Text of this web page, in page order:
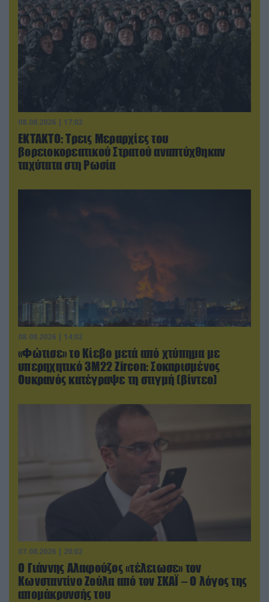
08.08.2026 | 17:02
ΕΚΤΑΚΤΟ: Τρεις Μεραρχίες του
βορειοκορεατικού Στρατού αναπτύχθηκαν
ταχύτατα στη Ρωσία
08.08.2026 | 14:02
«Φώτισε» το Κίεβο μετά από χτύπημα με
υπερηχητικό 3M22 Zircon: Σοκαρισμένος
Ουκρανός κατέγραψε τη στιγμή (βίντεο)
07.08.2026 | 20:02
Ο Γιάννης Αλαφούζος «τέλειωσε» τον
Κωνσταντίνο Ζούλα από τον ΣΚΑΪ – Ο λόγος της
απομάκρυνσής του